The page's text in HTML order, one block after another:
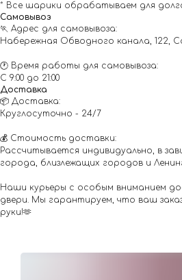
* Все шарики обрабатываем для
Самовывоз
🏃 Адрес для самовывоза:
Набережная Обводного канала, 122,
🕐 Время работы для самовывоза:
С 9:00 до 21:00
Доставка
📦 Доставка:
Круглосуточно - 24/7
💰 Стоимость доставки:
Рассчитывается индивидуально, в
города, близлежащих городов и
Наши курьеры с особым вниманием
двери. Мы гарантируем, что ваш
руки!🫶